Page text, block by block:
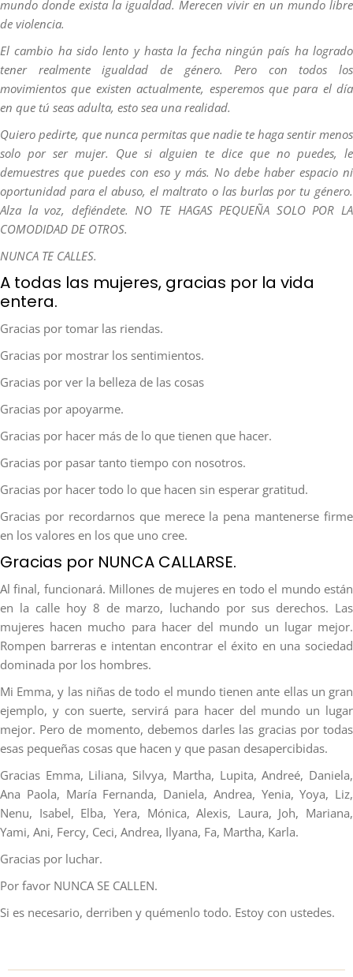
mundo donde exista la igualdad. Merecen vivir en un mundo libre
de violencia.
El cambio ha sido lento y hasta la fecha ningún país ha logrado
tener realmente igualdad de género. Pero con todos los
movimientos que existen actualmente, esperemos que para el día
en que tú seas adulta, esto sea una realidad.
Quiero pedirte, que nunca permitas que nadie te haga sentir menos
solo por ser mujer. Que si alguien te dice que no puedes, le
demuestres que puedes con eso y más. No debe haber espacio ni
oportunidad para el abuso, el maltrato o las burlas por tu género.
Alza la voz, defiéndete. NO TE HAGAS PEQUEÑA SOLO POR LA
COMODIDAD DE OTROS.
NUNCA TE CALLES.
A todas las mujeres, gracias por la vida
entera.
Gracias por tomar las riendas.
Gracias por mostrar los sentimientos.
Gracias por ver la belleza de las cosas
Gracias por apoyarme.
Gracias por hacer más de lo que tienen que hacer.
Gracias por pasar tanto tiempo con nosotros.
Gracias por hacer todo lo que hacen sin esperar gratitud.
Gracias por recordarnos que merece la pena mantenerse firme
en los valores en los que uno cree.
Gracias por NUNCA CALLARSE.
Al final, funcionará. Millones de mujeres en todo el mundo están
en la calle hoy 8 de marzo, luchando por sus derechos. Las
mujeres hacen mucho para hacer del mundo un lugar mejor.
Rompen barreras e intentan encontrar el éxito en una sociedad
dominada por los hombres.
Mi Emma, y las niñas de todo el mundo tienen ante ellas un gran
ejemplo, y con suerte, servirá para hacer del mundo un lugar
mejor. Pero de momento, debemos darles las gracias por todas
esas pequeñas cosas que hacen y que pasan desapercibidas.
Gracias Emma, Liliana, Silvya, Martha, Lupita, Andreé, Daniela,
Ana Paola, María Fernanda, Daniela, Andrea, Yenia, Yoya, Liz,
Nenu, Isabel, Elba, Yera, Mónica, Alexis, Laura, Joh, Mariana,
Yami, Ani, Fercy, Ceci, Andrea, Ilyana, Fa, Martha, Karla.
Gracias por luchar.
Por favor NUNCA SE CALLEN.
Si es necesario, derriben y quémenlo todo. Estoy con ustedes.